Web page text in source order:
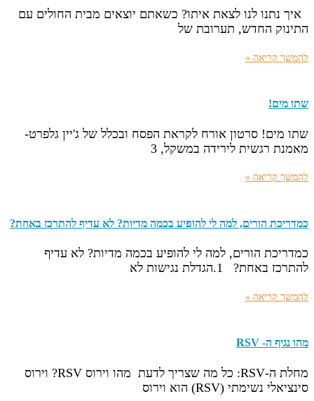
איך נתנו לנו לצאת איתו? כשאתם יוצאים מבית החולים עם
התינוק החדש, תערובת של
להמשך קריאה »
שתו מים!
שתו מים! סרטון אורח לקראת הפסח ובכלל של ג'יין גלפרט-
מאמנת רגשית לירידה במשקל, 3
להמשך קריאה »
כמדריכת הורים, למה לי להופיע בכמה מדיות? לא עדיף להתרכז באחת?
כמדריכת הורים, למה לי להופיע בכמה מדיות? לא עדיף
להתרכז באחת? 1.הגדלת נגישות לא
להמשך קריאה »
מהו נגיף ה- RSV
מחלת ה-RSV: כל מה שצריך לדעת מהו וירוס RSV? וירוס
סינציאלי נשימתי (RSV) הוא וירוס